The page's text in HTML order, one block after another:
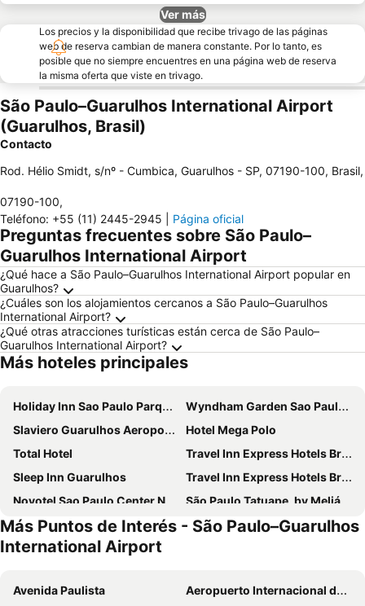
Ver más
Los precios y la disponibilidad que recibe trivago de las páginas
web de reserva cambian de manera constante. Por lo tanto, es
posible que no siempre encuentres en una página web de reserva
la misma oferta que viste en trivago.
São Paulo–Guarulhos International Airport
(Guarulhos, Brasil)
Contacto
Rod. Hélio Smidt, s/nº - Cumbica, Guarulhos - SP, 07190-100, Brasil,
07190-100,
Teléfono: +55 (11) 2445-2945 Página oficial
Preguntas frecuentes sobre São Paulo–
Guarulhos International Airport
¿Qué hace a São Paulo–Guarulhos International Airport popular en
Guarulhos?
¿Cuáles son los alojamientos cercanos a São Paulo–Guarulhos
International Airport?
¿Qué otras atracciones turísticas están cerca de São Paulo–
Guarulhos International Airport?
Más hoteles principales
Holiday Inn Sao Paulo Parque Anhembi By Ihg
Wyndham Garden Sao Paulo Convention Nortel
Slaviero Guarulhos Aeroporto
Hotel Mega Polo
Total Hotel
Travel Inn Express Hotels Brás
Sleep Inn Guarulhos
Travel Inn Express Hotels Bras
Novotel Sao Paulo Center Norte
São Paulo Tatuape, by Meliá
Comfort Hotel Guarulhos Aeroporto
Hotel Panamby Guarulhos
Sao Paulo Airport Marriott Hotel
Ibis Budget Guarulhos Aeroporto
Bristol International Guarulhos
Más Puntos de Interés - São Paulo–Guarulhos
International Airport
Avenida Paulista
Aeropuerto Internacional de São Paulo-Guarulhos